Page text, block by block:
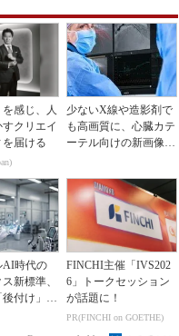
を感じ、人
クリエイ
届ける
少ないX線や造影剤で
も高画質に、心臓カテ
ーテル向けの新画像技
AI時代の
新標準、
付け」で
FINCHI主催「IVS202
6」トークセッション
が話題に！
PR(FINCHI on GOETHE)